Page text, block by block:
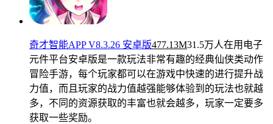
奇才智能APP V8.3.26 安卓版477.13M31.5万人在用 电子
元件平台安卓版是一款玩法非常有趣的经典仙侠类动作
冒险手游，每个玩家都可以在游戏中快速的进行提升战
力值，而且玩家的战力值越强能够体验到的玩法也就越
多，不同的资源获取的丰富也就会越多，玩家一定要多
获取一些奖励。